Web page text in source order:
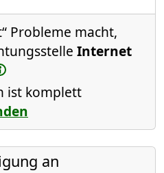
Probleme macht,
Internet
ist komplett
an